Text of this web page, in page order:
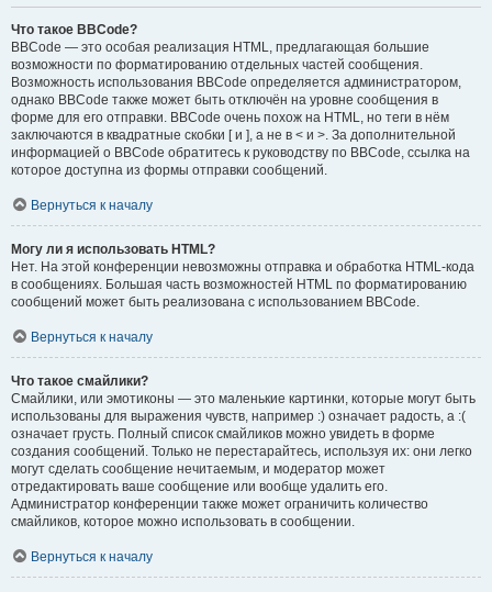
Что такое BBCode?
BBCode — это особая реализация HTML, предлагающая большие
возможности по форматированию отдельных частей сообщения.
Возможность использования BBCode определяется администратором,
однако BBCode также может быть отключён на уровне сообщения в
форме для его отправки. BBCode очень похож на HTML, но теги в нём
заключаются в квадратные скобки [ и ], а не в < и >. За дополнительной
информацией о BBCode обратитесь к руководству по BBCode, ссылка на
которое доступна из формы отправки сообщений.
Вернуться к началу
Могу ли я использовать HTML?
Нет. На этой конференции невозможны отправка и обработка HTML-кода
в сообщениях. Большая часть возможностей HTML по форматированию
сообщений может быть реализована с использованием BBCode.
Вернуться к началу
Что такое смайлики?
Смайлики, или эмотиконы — это маленькие картинки, которые могут быть
использованы для выражения чувств, например :) означает радость, а :(
означает грусть. Полный список смайликов можно увидеть в форме
создания сообщений. Только не перестарайтесь, используя их: они легко
могут сделать сообщение нечитаемым, и модератор может
отредактировать ваше сообщение или вообще удалить его.
Администратор конференции также может ограничить количество
смайликов, которое можно использовать в сообщении.
Вернуться к началу